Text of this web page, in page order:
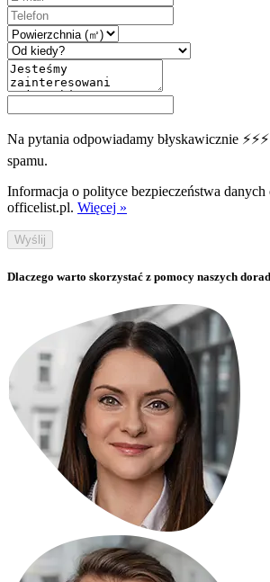
Na pytania odpowiadamy błyskawicznie
spamu.
Informacja o polityce bezpieczeństwa
officelist.pl. Więcej »
Wyślij
Dlaczego warto skorzystać z pomocy naszych